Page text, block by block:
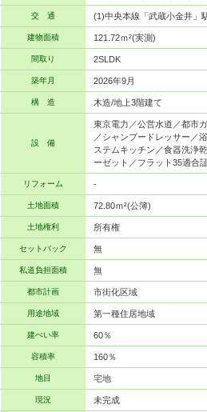
交 通 (1)中央本線「武蔵小金井」
建物面積 121.72ｍ²(実測)
間取り 2SLDK
築年月 2026年9月
構 造 木造/地上3階建て
設 備
東京電力／公営水道／都市
／シャンプードレッサー／
ステムキッチン／食器洗浄
ーゼット／フラット35適合
リフォーム -
土地面積 72.80ｍ²(公簿)
土地権利 所有権
セットバック 無
私道負担面積 無
都市計画 市街化区域
用途地域 第一種住居地域
建ぺい率 60％
容積率 160％
地目 宅地
現況 未完成